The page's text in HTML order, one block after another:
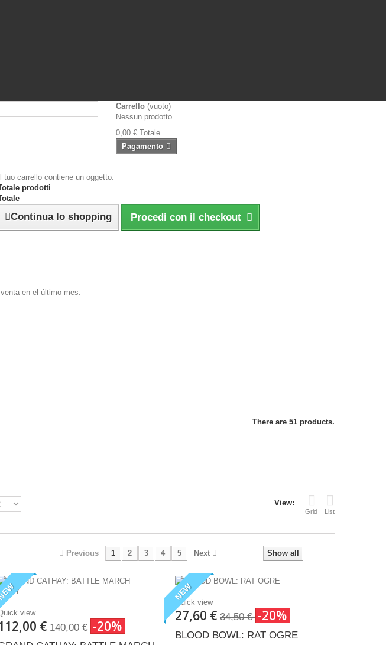
Carrello (vuoto)
Nessun prodotto
0,00 € Totale
Pagamento
Il tuo carrello contiene un oggetto.
prodotti
Continua lo shopping Procedi con il checkout
en el último mes.
There are 51 products.
View:
Grid List
Show all
Previous 1 2 3 4 5 Next
view
€ 140,00 € -20%
Quick view
27,60 € 34,50 € -20%
NEW
BLOOD BOWL: RAT OGRE